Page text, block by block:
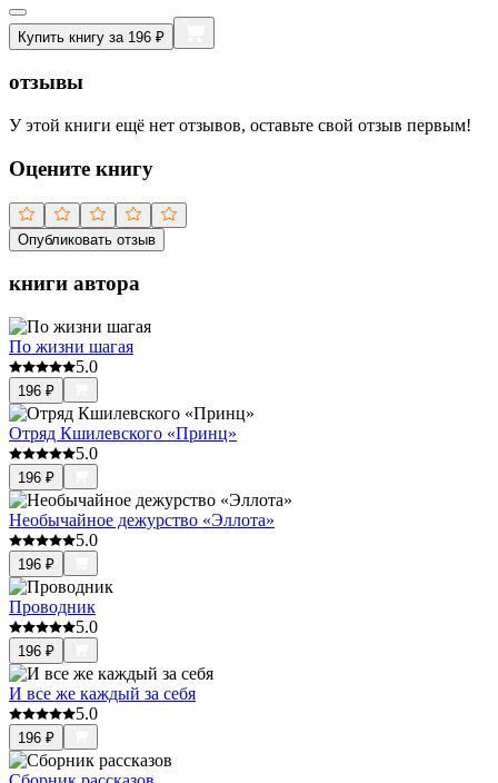
Купить книгу за 196 ₽
отзывы
У этой книги ещё нет отзывов, оставьте свой отзыв первым!
Оцените книгу
Опубликовать отзыв
книги автора
По жизни шагая
5.0
196 ₽
Отряд Кшилевского «Принц»
5.0
196 ₽
Необычайное дежурство «Эллота»
5.0
196 ₽
Проводник
5.0
196 ₽
И все же каждый за себя
5.0
196 ₽